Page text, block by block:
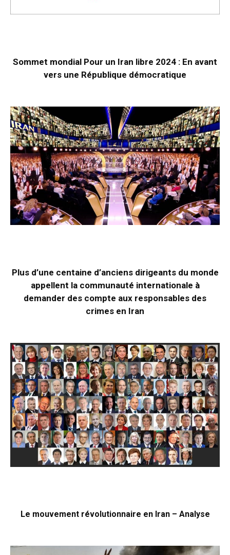
Sommet mondial Pour un Iran libre 2024 : En avant
vers une République démocratique
Plus d’une centaine d’anciens dirigeants du monde
appellent la communauté internationale à
demander des compte aux responsables des
crimes en Iran
Le mouvement révolutionnaire en Iran – Analyse